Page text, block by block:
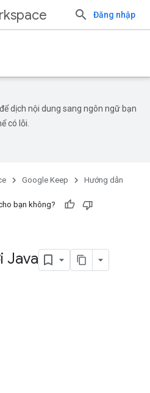
Đăng nhập
dịch nội dung sang ngôn ngữ bạn
có lỗi.
Google Keep Hướng dẫn
bạn không?
Java